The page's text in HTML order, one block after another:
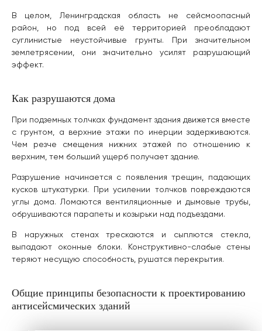
В целом, Ленинградская область не сейсмоопасный
район, но под всей её территорией преобладают
суглинистые неустойчивые грунты. При значительном
землетрясении, они значительно усилят разрушающий
эффект.
Как разрушаются дома
При подземных толчках фундамент здания движется вместе
с грунтом, а верхние этажи по инерции задерживаются.
Чем резче смещения нижних этажей по отношению к
верхним, тем больший ущерб получает здание.
Разрушение начинается с появления трещин, падающих
кусков штукатурки. При усилении толчков повреждаются
углы дома. Ломаются вентиляционные и дымовые трубы,
обрушиваются парапеты и козырьки над подъездами.
В наружных стенах трескаются и сыплются стекла,
выпадают оконные блоки. Конструктивно-слабые стены
теряют несущую способность, рушатся перекрытия.
Общие принципы безопасности к проектированию
антисейсмических зданий